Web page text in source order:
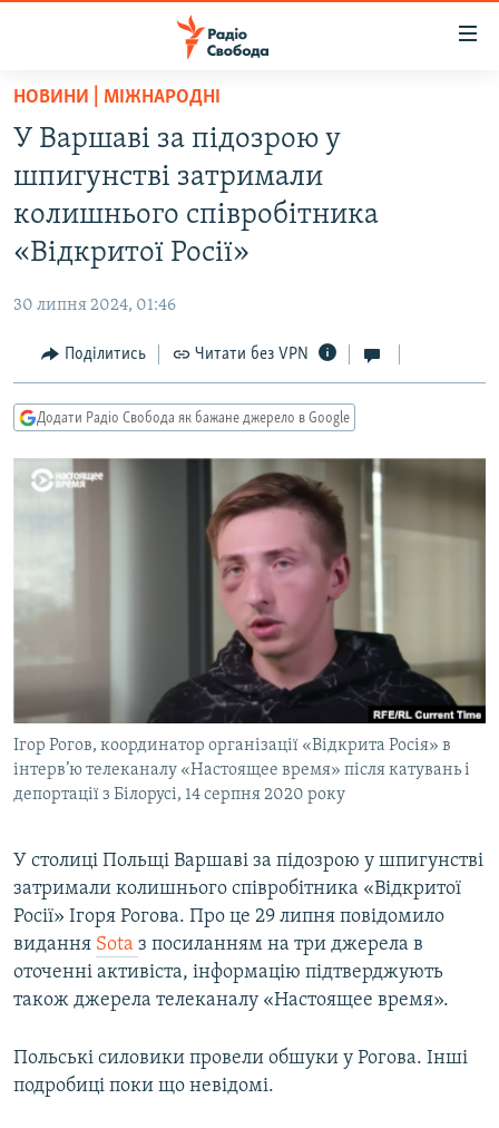
Перейти
основного
матеріалу
до
основної
Перейти
пошуку
ВСЕ ЗА ДОБУ
ПОЛІТИКА
КУЛЬТУРА
СПОРТ
СВІТ
ВІЙНА
ДОНБАС.РЕАЛІЇ
КРИМ.РЕАЛІЇ
ТИ ЯК?
КИТАЙ.ВИКЛИКИ
СПЕЦПРОЄКТИ
РУС
УКР
КТАТ
ДОЛУЧАЙСЯ!
НОВИНИ | МІЖНАРОДНІ
У Варшаві за підозрою у
шпигунстві затримали
колишнього співробітника
«Відкритої Росії»
30 липня 2024, 01:46
Поділитись Читати без VPN
Додати Радіо Свобода як бажане джерело в Google
Ігор Рогов, координатор організації «Відкрита Росія» в
інтерв’ю телеканалу «Настоящее время» після катувань і
депортації з Білорусі, 14 серпня 2020 року
У столиці Польщі Варшаві за підозрою у шпигунстві
затримали колишнього співробітника «Відкритої
Росії» Ігоря Рогова. Про це 29 липня повідомило
видання Sota з посиланням на три джерела в
оточенні активіста, інформацію підтверджують
також джерела телеканалу «Настоящее время».
Польські силовики провели обшуки у Рогова. Інші
подробиці поки що невідомі.